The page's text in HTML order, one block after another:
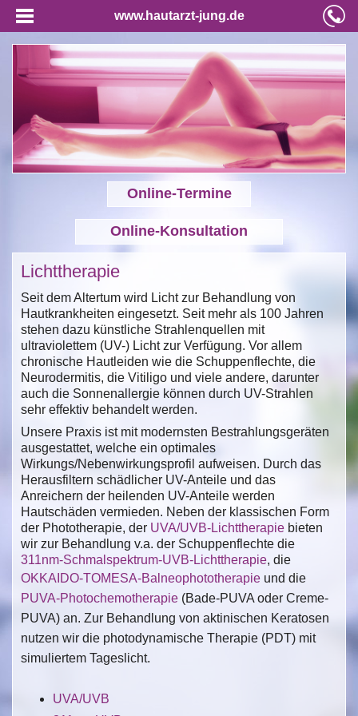
www.hautarzt-jung.de
Online-Termine
Online-Konsultation
Lichttherapie
Seit dem Altertum wird Licht zur Behandlung von
Hautkrankheiten eingesetzt. Seit mehr als 100 Jahren
stehen dazu künstliche Strahlenquellen mit
ultraviolettem (UV-) Licht zur Verfügung. Vor allem
chronische Hautleiden wie die Schuppenflechte, die
Neurodermitis, die Vitiligo und viele andere, darunter
auch die Sonnenallergie können durch UV-Strahlen
sehr effektiv behandelt werden.
Unsere Praxis ist mit modernsten Bestrahlungsgeräten
ausgestattet, welche ein optimales
Wirkungs/Nebenwirkungsprofil aufweisen. Durch das
Herausfiltern schädlicher UV-Anteile und das
Anreichern der heilenden UV-Anteile werden
Hautschäden vermieden. Neben der klassischen Form
der Phototherapie, der UVA/UVB-Lichttherapie bieten
wir zur Behandlung v.a. der Schuppenflechte die
311nm-Schmalspektrum-UVB-Lichttherapie, die
OKKAIDO-TOMESA-Balneophototherapie und die
PUVA-Photochemotherapie (Bade-PUVA oder Creme-
PUVA) an. Zur Behandlung von aktinischen Keratosen
nutzen wir die photodynamische Therapie (PDT) mit
simuliertem Tageslicht.
UVA/UVB